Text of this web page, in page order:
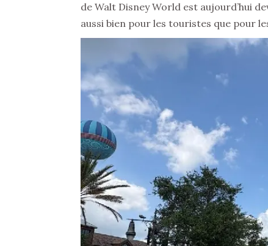
de Walt Disney World est aujourd’hui
aussi bien pour les touristes que pour